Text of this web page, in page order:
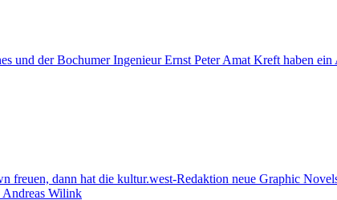
und der Bochumer Ingenieur Ernst Peter Amat Kreft haben
dann hat die kultur.west-Redaktion neue Graphic
Andreas Wilink